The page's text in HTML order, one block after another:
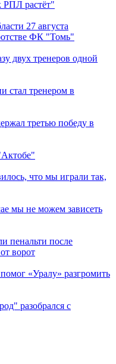
РПЛ растёт"
27 августа
ФК "Томь"
двух тренеров одной
стал тренером в
третью победу в
что мы играли так,
мы не можем зависеть
пенальти после
ворот
«Уралу» разгромить
разобрался с